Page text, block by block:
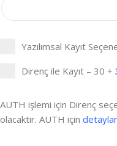
Yazılımsal Kayıt
Direnç ile Kayıt – 30 +
AUTH işlemi için Direnç
olacaktır. AUTH için